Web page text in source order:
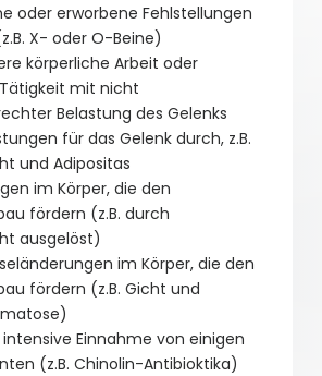
oder erworbene Fehlstellungen
X- oder O-Beine)
körperliche Arbeit oder
mit nicht
Belastung des Gelenks
für das Gelenk durch, z.B.
und Adipositas
im Körper, die den
fördern (z.B. durch
ausgelöst)
im Körper, die den
fördern (z.B. Gicht und
Einnahme von einigen
(z.B. Chinolin-Antibioktika)